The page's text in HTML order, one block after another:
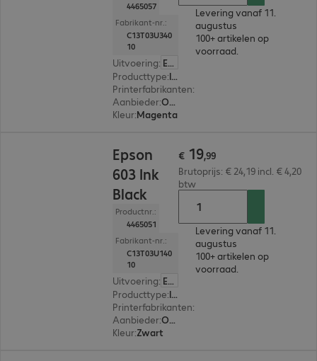
4465057
Fabrikant-nr.:
C13T03U340
10
Uitvoering: Europa
Producttype: Ink
Printerfabrikanten:
Aanbieder:
Origineel
Kleur:Magenta
Levering vanaf 11.
augustus
100+ artikelen op
voorraad.
Epson
603 Ink
Black
Productnr.:
4465051
Fabrikant-nr.:
C13T03U140
10
Uitvoering: Europa
Producttype: Ink
Printerfabrikanten:
Aanbieder:
Origineel
Kleur:Zwart
€ 19,99
Brutoprijs: € 24,19 incl. € 4,20
btw
Levering vanaf 11.
augustus
100+ artikelen op
voorraad.